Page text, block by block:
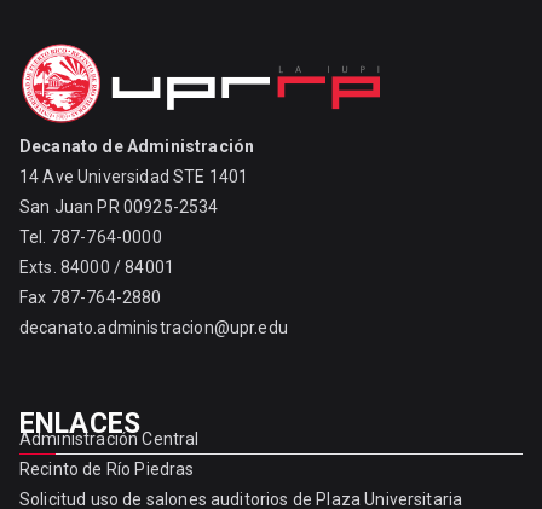
Decanato de Administración
14 Ave Universidad STE 1401
San Juan PR 00925-2534
Tel. 787-764-0000
Exts. 84000 / 84001
Fax 787-764-2880
decanato.administracion@upr.edu
ENLACES
Administración Central
Recinto de Río Piedras
Solicitud uso de salones auditorios de Plaza Universitaria